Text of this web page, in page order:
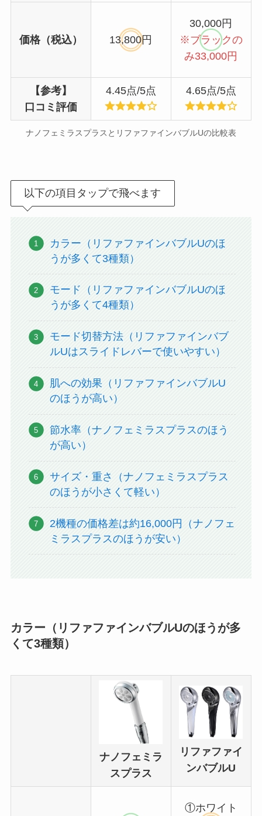
価格（税込） 13,800円
30,000円
※ブラックの
み33,000円
【参考】
口コミ評価
4.45点/5点 4.65点/5点
ナノフェミラスプラスとリファファインバブルUの比較表
以下の項目タップで飛べます
カラー（リファファインバブルUのほ
うが多くて3種類）
モード（リファファインバブルUのほ
うが多くて4種類）
モード切替方法（リファファインバブ
ルUはスライドレバーで使いやすい）
肌への効果（リファファインバブルU
のほうが高い）
節水率（ナノフェミラスプラスのほう
が高い）
サイズ・重さ（ナノフェミラスプラス
のほうが小さくて軽い）
2機種の価格差は約16,000円（ナノフェ
ミラスプラスのほうが安い）
カラー（リファファインバブルUのほうが多
くて3種類）
ナノフェミラ
スプラス
リファファイ
ンバブルU
①ホワイト